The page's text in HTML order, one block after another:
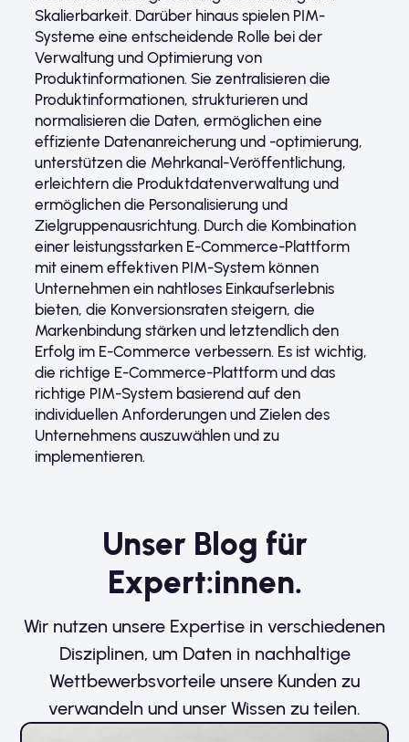
Skalierbarkeit. Darüber hinaus spielen PIM-
Systeme eine entscheidende Rolle bei der
Verwaltung und Optimierung von
Produktinformationen. Sie zentralisieren die
Produktinformationen, strukturieren und
normalisieren die Daten, ermöglichen eine
effiziente Datenanreicherung und -optimierung,
unterstützen die Mehrkanal-Veröffentlichung,
erleichtern die Produktdatenverwaltung und
ermöglichen die Personalisierung und
Zielgruppenausrichtung. Durch die Kombination
einer leistungsstarken E-Commerce-Plattform
mit einem effektiven PIM-System können
Unternehmen ein nahtloses Einkaufserlebnis
bieten, die Konversionsraten steigern, die
Markenbindung stärken und letztendlich den
Erfolg im E-Commerce verbessern. Es ist wichtig,
die richtige E-Commerce-Plattform und das
richtige PIM-System basierend auf den
individuellen Anforderungen und Zielen des
Unternehmens auszuwählen und zu
implementieren.
Unser Blog für
Expert:innen.
Wir nutzen unsere Expertise in verschiedenen
Disziplinen, um Daten in nachhaltige
Wettbewerbsvorteile unsere Kunden zu
verwandeln und unser Wissen zu teilen.